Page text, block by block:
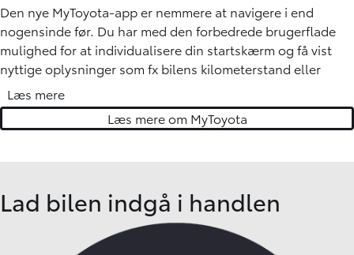
Den nye MyToyota-app er nemmere at navigere i end
nogensinde før. Du har med den forbedrede brugerflade
mulighed for at individualisere din startskærm og få vist
nyttige oplysninger som fx bilens kilometerstand eller
brændstofniveau. Den nye app giver dig også fuld kontrol
over, hvilke notifikationer du får, så du altid er opdateret på
din Toyota.
Læs mere
Læs mere om MyToyota
Lad bilen indgå i handlen